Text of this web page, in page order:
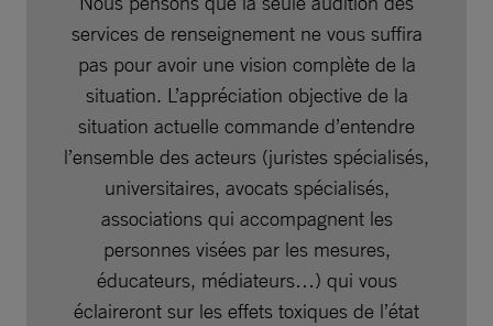
services de renseignement ne vous suffira
pas pour avoir une vision complète de la
situation. L’appréciation objective de la
situation actuelle commande d’entendre
l’ensemble des acteurs (juristes spécialisés,
universitaires, avocats spécialisés,
associations qui accompagnent les
personnes visées par les mesures,
éducateurs, médiateurs…) qui vous
éclaireront sur les effets toxiques de l’état